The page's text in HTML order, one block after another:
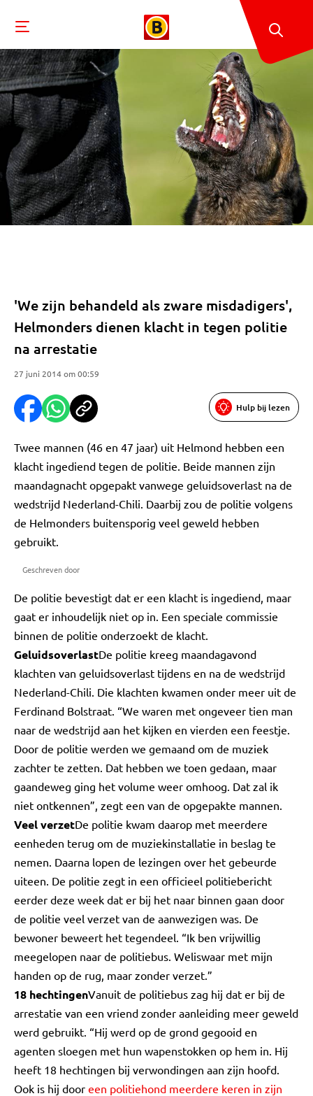
'We zijn behandeld als zware misdadigers',
Helmonders dienen klacht in tegen politie
na arrestatie
27 juni 2014 om 00:59
Hulp bij lezen
Twee mannen (46 en 47 jaar) uit Helmond hebben een
klacht ingediend tegen de politie. Beide mannen zijn
maandagnacht opgepakt vanwege geluidsoverlast na de
wedstrijd Nederland-Chili. Daarbij zou de politie volgens
de Helmonders buitensporig veel geweld hebben
gebruikt.
Geschreven door
De politie bevestigt dat er een klacht is ingediend, maar
gaat er inhoudelijk niet op in. Een speciale commissie
binnen de politie onderzoekt de klacht.
GeluidsoverlastDe politie kreeg maandagavond
klachten van geluidsoverlast tijdens en na de wedstrijd
Nederland-Chili. Die klachten kwamen onder meer uit de
Ferdinand Bolstraat. “We waren met ongeveer tien man
naar de wedstrijd aan het kijken en vierden een feestje.
Door de politie werden we gemaand om de muziek
zachter te zetten. Dat hebben we toen gedaan, maar
gaandeweg ging het volume weer omhoog. Dat zal ik
niet ontkennen”, zegt een van de opgepakte mannen.
Veel verzetDe politie kwam daarop met meerdere
eenheden terug om de muziekinstallatie in beslag te
nemen. Daarna lopen de lezingen over het gebeurde
uiteen. De politie zegt in een officieel politiebericht
eerder deze week dat er bij het naar binnen gaan door
de politie veel verzet van de aanwezigen was. De
bewoner beweert het tegendeel. “Ik ben vrijwillig
meegelopen naar de politiebus. Weliswaar met mijn
handen op de rug, maar zonder verzet.”
18 hechtingenVanuit de politiebus zag hij dat er bij de
arrestatie van een vriend zonder aanleiding meer geweld
werd gebruikt. “Hij werd op de grond gegooid en
agenten sloegen met hun wapenstokken op hem in. Hij
heeft 18 hechtingen bij verwondingen aan zijn hoofd.
Ook is hij door een politiehond meerdere keren in zijn